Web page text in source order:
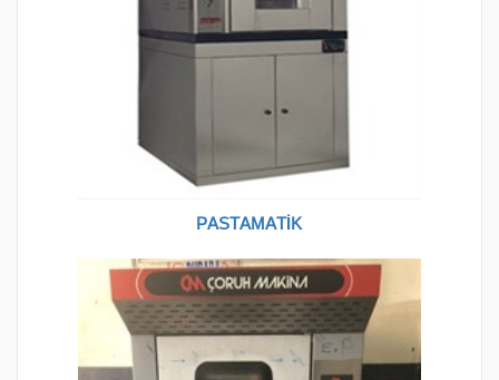
PASTAMATİK